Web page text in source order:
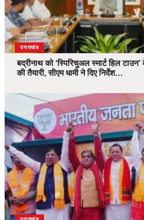
उत्तराखंड
बद्रीनाथ को ‘स्पिरिचुअल स्मार्ट हिल
की तैयारी, सीएम धामी ने दिए निर्देश…